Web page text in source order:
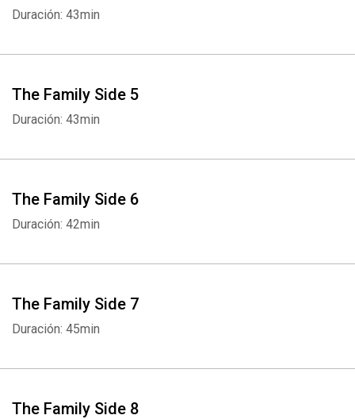
Duración: 43min
The Family Side 5
Duración: 43min
The Family Side 6
Duración: 42min
The Family Side 7
Duración: 45min
The Family Side 8